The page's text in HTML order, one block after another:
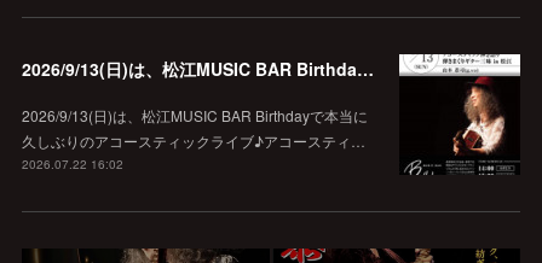
2026/9/13(日)は、松江MUSIC BAR Birthdayでアコースティック弾き語り弾きまくりギター三昧♪
2026/9/13(日)は、松江MUSIC BAR Birthdayで本当に
久しぶりのアコースティックライブ♪アコースティ…
2026.07.22 16:02